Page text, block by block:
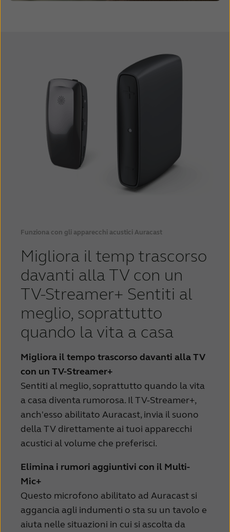
Funziona con gli apparecchi acustici Auracast
Migliora il temp trascorso
davanti alla TV con un
TV-Streamer+ Sentiti al
meglio, soprattutto
quando la vita a casa
Migliora il tempo trascorso davanti alla TV
con un TV-Streamer+
Sentiti al meglio, soprattutto quando la vita
a casa diventa rumorosa. Il TV-Streamer+,
anch'esso abilitato Auracast, invia il suono
della TV direttamente ai tuoi apparecchi
acustici al volume che preferisci.
Elimina i rumori aggiuntivi con il Multi-
Mic+
Questo microfono abilitato ad Auracast si
aggancia agli indumenti o sta su un tavolo e
aiuta nelle situazioni in cui si ascolta da